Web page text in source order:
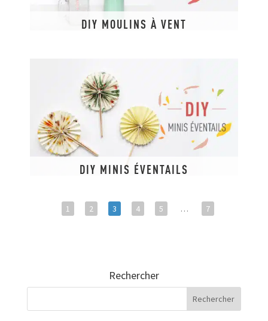
DIY MOULINS À VENT
DIY MINIS ÉVENTAILS
1 2 3 4 5 … 7
Rechercher